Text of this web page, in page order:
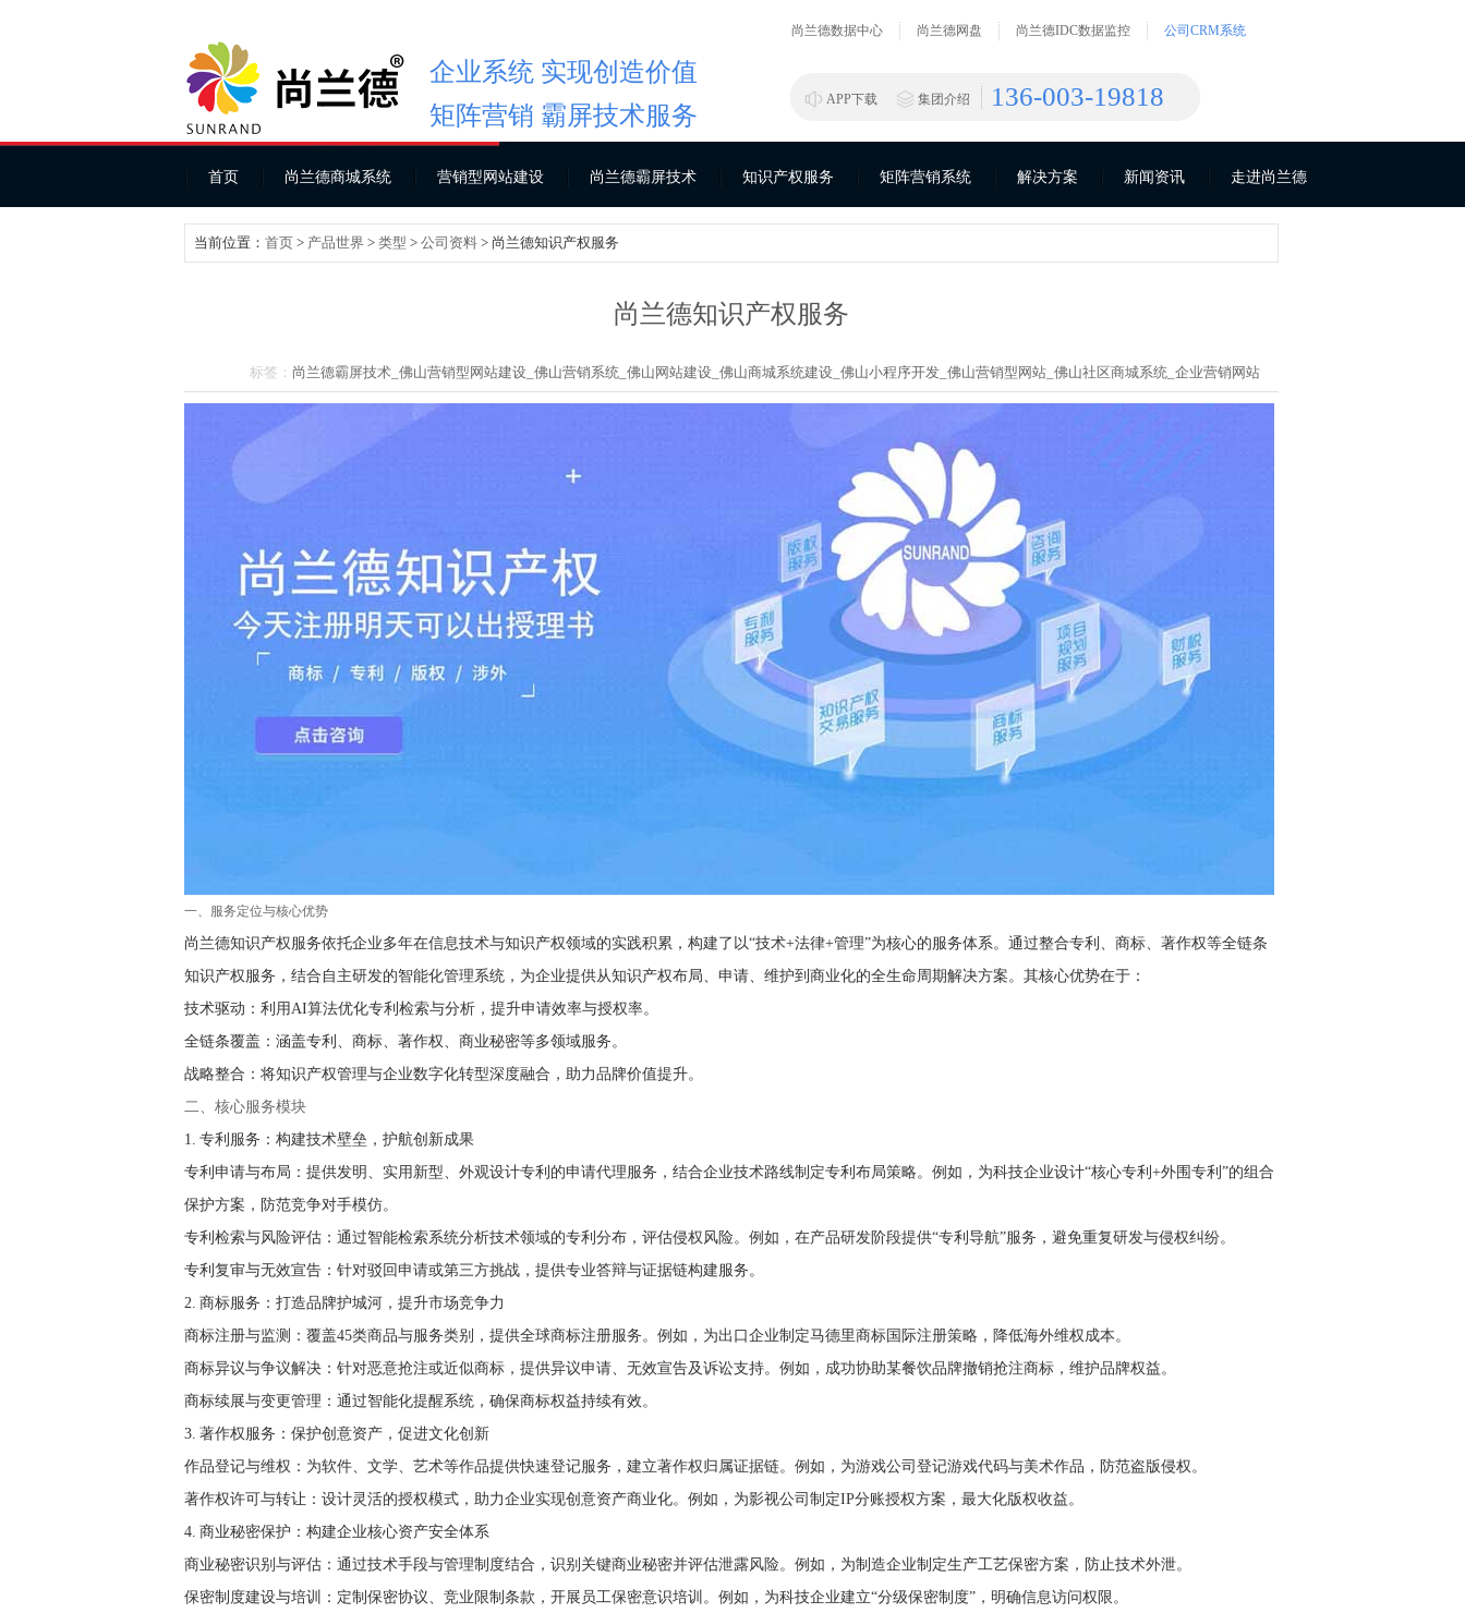
企业系统 实现创造价值
矩阵营销 霸屏技术服务
尚兰德数据中心 尚兰德网盘 尚兰德IDC数据监控 公司CRM系统
APP下载 集团介绍 136-003-19818
首页 尚兰德商城系统 营销型网站建设 尚兰德霸屏技术 知识产权服务 矩阵营销系统 解决方案 新闻资讯 走进尚兰德
当前位置： 首页 > 产品世界 > 类型 > 公司资料 > 尚兰德知识产权服务
尚兰德知识产权服务
标签： 尚兰德霸屏技术_ 佛山营销型网站建设_ 佛山营销系统_ 佛山网站建设_ 佛山商城系统建设_ 佛山小程序开发_ 佛山营销型网站_ 佛山社区商城系统_ 企业营销网站
一、服务定位与核心优势
尚兰德知识产权服务依托企业多年在信息技术与知识产权领域的实践积累，构建了以“技术+法律+管理”为核心的服务体系。通过整合专利、商标、著作权等全链条
知识产权服务，结合自主研发的智能化管理系统，为企业提供从知识产权布局、申请、维护到商业化的全生命周期解决方案。其核心优势在于：
技术驱动：利用AI算法优化专利检索与分析，提升申请效率与授权率。
全链条覆盖：涵盖专利、商标、著作权、商业秘密等多领域服务。
战略整合：将知识产权管理与企业数字化转型深度融合，助力品牌价值提升。
二、核心服务模块
1. 专利服务：构建技术壁垒，护航创新成果
专利申请与布局：提供发明、实用新型、外观设计专利的申请代理服务，结合企业技术路线制定专利布局策略。例如，为科技企业设计“核心专利+外围专利”的组合
保护方案，防范竞争对手模仿。
专利检索与风险评估：通过智能检索系统分析技术领域的专利分布，评估侵权风险。例如，在产品研发阶段提供“专利导航”服务，避免重复研发与侵权纠纷。
专利复审与无效宣告：针对驳回申请或第三方挑战，提供专业答辩与证据链构建服务。
2. 商标服务：打造品牌护城河，提升市场竞争力
商标注册与监测：覆盖45类商品与服务类别，提供全球商标注册服务。例如，为出口企业制定马德里商标国际注册策略，降低海外维权成本。
商标异议与争议解决：针对恶意抢注或近似商标，提供异议申请、无效宣告及诉讼支持。例如，成功协助某餐饮品牌撤销抢注商标，维护品牌权益。
商标续展与变更管理：通过智能化提醒系统，确保商标权益持续有效。
3. 著作权服务：保护创意资产，促进文化创新
作品登记与维权：为软件、文学、艺术等作品提供快速登记服务，建立著作权归属证据链。例如，为游戏公司登记游戏代码与美术作品，防范盗版侵权。
著作权许可与转让：设计灵活的授权模式，助力企业实现创意资产商业化。例如，为影视公司制定IP分账授权方案，最大化版权收益。
4. 商业秘密保护：构建企业核心资产安全体系
商业秘密识别与评估：通过技术手段与管理制度结合，识别关键商业秘密并评估泄露风险。例如，为制造企业制定生产工艺保密方案，防止技术外泄。
保密制度建设与培训：定制保密协议、竞业限制条款，开展员工保密意识培训。例如，为科技企业建立“分级保密制度”，明确信息访问权限。